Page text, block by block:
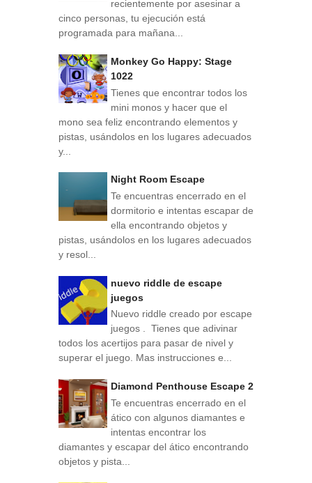
recientemente por asesinar a
cinco personas, tu ejecución está
programada para mañana...
Monkey Go Happy: Stage
1022
Tienes que encontrar todos los
mini monos y hacer que el
mono sea feliz encontrando elementos y
pistas, usándolos en los lugares adecuados
y...
Night Room Escape
Te encuentras encerrado en el
dormitorio e intentas escapar de
ella encontrando objetos y
pistas, usándolos en los lugares adecuados
y resol...
nuevo riddle de escape
juegos
Nuevo riddle creado por escape
juegos . Tienes que adivinar
todos los acertijos para pasar de nivel y
superar el juego. Mas instrucciones e...
Diamond Penthouse Escape 2
Te encuentras encerrado en el
ático con algunos diamantes e
intentas encontrar los
diamantes y escapar del ático encontrando
objetos y pista...